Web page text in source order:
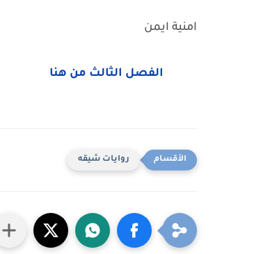
امنية ايمن
الفصل الثالث من هنا
روايات شيقه